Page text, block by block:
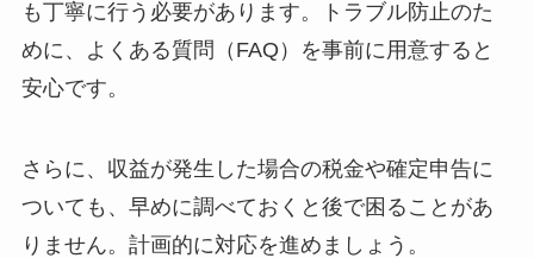
も丁寧に行う必要があります。トラブル防止のた
めに、よくある質問（FAQ）を事前に用意すると
安心です。
さらに、収益が発生した場合の税金や確定申告に
ついても、早めに調べておくと後で困ることがあ
りません。計画的に対応を進めましょう。